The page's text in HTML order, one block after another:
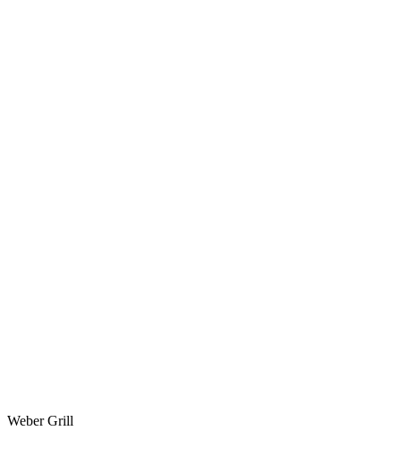
Weber Grill